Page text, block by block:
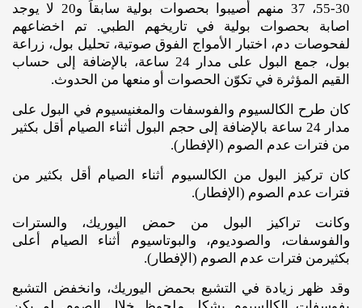
30-55، 37 منهم أُصيبوا بحصوات بولية سابقاً و20 لا يوجد
اصابة بحصوات بولية في تاريخهم الطبي. تم اخضاعهم
لفحوصات دم، اختبار الأمواج الفوق صوتية، تحليل بول، زراعة
بول، جمع البول على مدار 24 ساعة، بالإضافة إلى حساب
القيم المؤثرة في تكوّن الحصوات أو منعها من الحدوث.
كان طرح الكالسيوم والفوسفات والمغنيسيوم في البول على
مدار 24 ساعة بالإضافة إلى حجم البول أثناء الصيام أقل بكثير
من فترات عدم الصوم (الإفطار).
كان تركيز البول من الكالسيوم أثناء الصيام أقل بكثير من
فترات عدم الصوم (الإفطار).
وكانت تراكيز البول من حمض اليوريك، والسترات
والفوسفات، والصوديوم، والبوتاسيوم أثناء الصيام أعلى
بكثيرمن فترات عدم الصوم (الإفطار).
وقد ظهر زيادة في التشبع بحمض اليوريك، وانخفض التشبع